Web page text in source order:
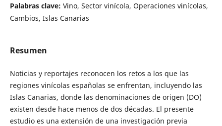
Palabras clave: Vino, Sector vinícola, Operaciones vinícolas,
Cambios, Islas Canarias
Resumen
Noticias y reportajes reconocen los retos a los que las
regiones vinícolas españolas se enfrentan, incluyendo las
Islas Canarias, donde las denominaciones de origen (DO)
existen desde hace menos de dos décadas. El presente
estudio es una extensión de una investigación previa